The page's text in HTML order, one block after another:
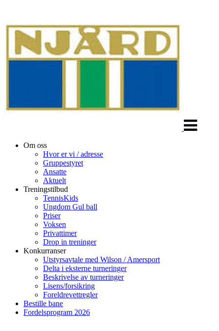
Om oss
Hvor er vi / adresse
Gruppestyret
Ansatte
Aktuelt
Treningstilbud
TennisKids
Ungdom Gul ball
Priser
Voksen
Privattimer
Drop in treninger
Konkurranser
Utstyrsavtale med Wilson / Amersport
Delta i eksterne turneringer
Beskrivelse av turneringer
Lisens/forsikring
Foreldrevettregler
Bestille bane
Fordelsprogram 2026